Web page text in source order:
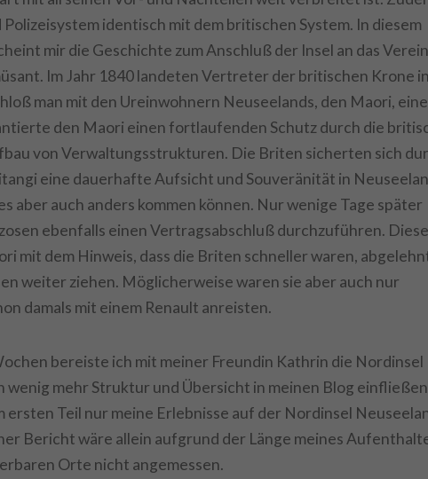
Polizeisystem identisch mit dem britischen System. In diesem
mir die Geschichte zum Anschluß der Insel an das
Im Jahr 1840 landeten Vertreter der britischen Krone in
man mit den Ureinwohnern Neuseelands, den Maori,
den Maori einen fortlaufenden Schutz durch die
von Verwaltungsstrukturen. Die Briten sicherten sich
eine dauerhafte Aufsicht und Souveränität in
aber auch anders kommen können. Nur wenige Tage später
ebenfalls einen Vertragsabschluß durchzuführen.
mit dem Hinweis, dass die Briten schneller waren,
weiter ziehen. Möglicherweise waren sie aber auch nur
damals mit einem Renault anreisten.
bereiste ich mit meiner Freundin Kathrin die Nordinsel
wenig mehr Struktur und Übersicht in meinen Blog
ersten Teil nur meine Erlebnisse auf der Nordinsel
Bericht wäre allein aufgrund der Länge meines
Orte nicht angemessen.